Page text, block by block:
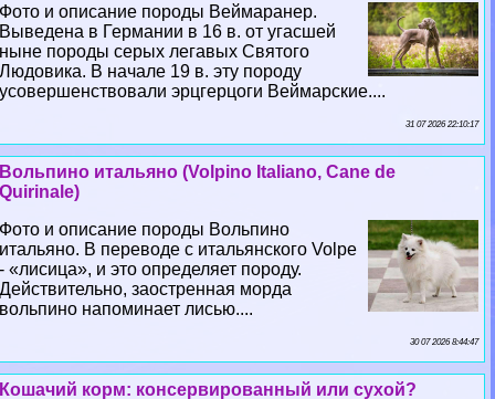
Фото и описание породы Веймаранер.
Выведена в Германии в 16 в. от угасшей
ныне породы серых легавых Святого
Людовика. В начале 19 в. эту породу
усовершенствовали эрцгерцоги Веймарские....
31 07 2026 22:10:17
Вольпино итальяно (Volpino Italiano, Cane de
Quirinale)
Фото и описание породы Вольпино
итальяно. В переводе с итальянского Volpe
- «лисица», и это определяет породу.
Действительно, заостренная морда
вольпино напоминает лисью....
30 07 2026 8:44:47
Кошачий корм: консервированный или сухой?